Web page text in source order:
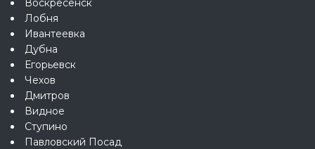
Лобня
Ивантеевка
Дубна
Егорьевск
Чехов
Дмитров
Видное
Ступино
Павловский Посад